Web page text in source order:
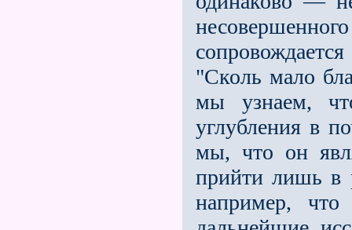
"Сколь мало
мы узнаем,
углубления в
мы, что он
прийти лишь в
например,